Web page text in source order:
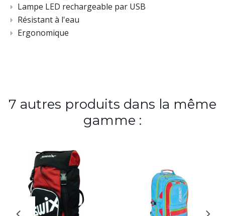
Lampe LED rechargeable par USB
Résistant à l'eau
Ergonomique
7 autres produits dans la même
gamme :